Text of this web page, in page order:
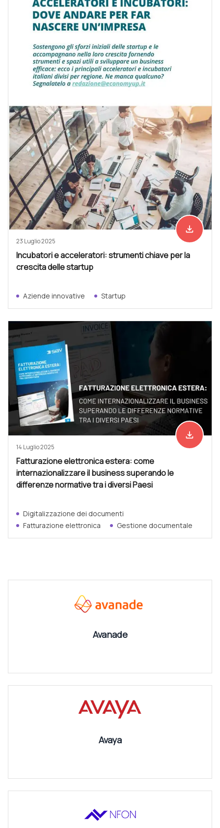
Scarica
file_download
23 Luglio 2025
Incubatori e acceleratori: strumenti chiave per la
crescita delle startup
Aziende innovative Startup
Scarica
file_download
14 Luglio 2025
Fatturazione elettronica estera: come
internazionalizzare il business superando le
differenze normative tra i diversi Paesi
Digitalizzazione dei documenti
Fatturazione elettronica
Gestione documentale
Avanade
Avaya